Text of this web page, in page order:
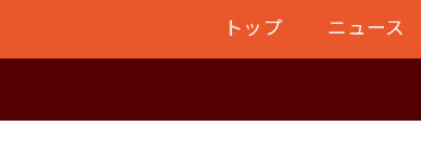
トップ ニュース